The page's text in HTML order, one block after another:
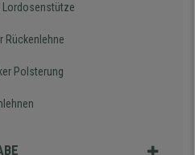
Lordosenstütze
Rückenlehne
Polsterung